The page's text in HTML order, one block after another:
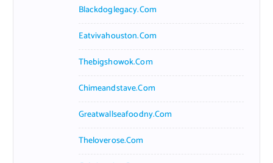
Blackdoglegacy.com
Eatvivahouston.com
Thebigshowok.com
Chimeandstave.com
Greatwallseafoodny.com
Theloverose.com